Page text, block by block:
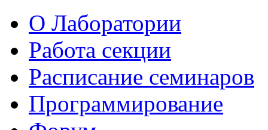
О Лаборатории
Работа секции
Расписание семинаров
Программирование